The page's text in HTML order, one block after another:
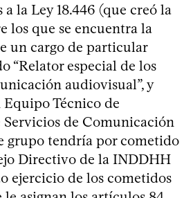
la Ley 18.446 (que creó la
los que se encuentra la
un cargo de particular
“Relator especial de los
audiovisual”, y
Técnico de
Servicios de Comunicación
grupo tendría por cometido
Directivo de la INDDHH
ejercicio de los cometidos